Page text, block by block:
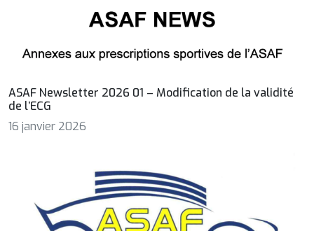
ASAF Newsletter 2026 01 – Modification de la validité
de l’ECG
16 janvier 2026